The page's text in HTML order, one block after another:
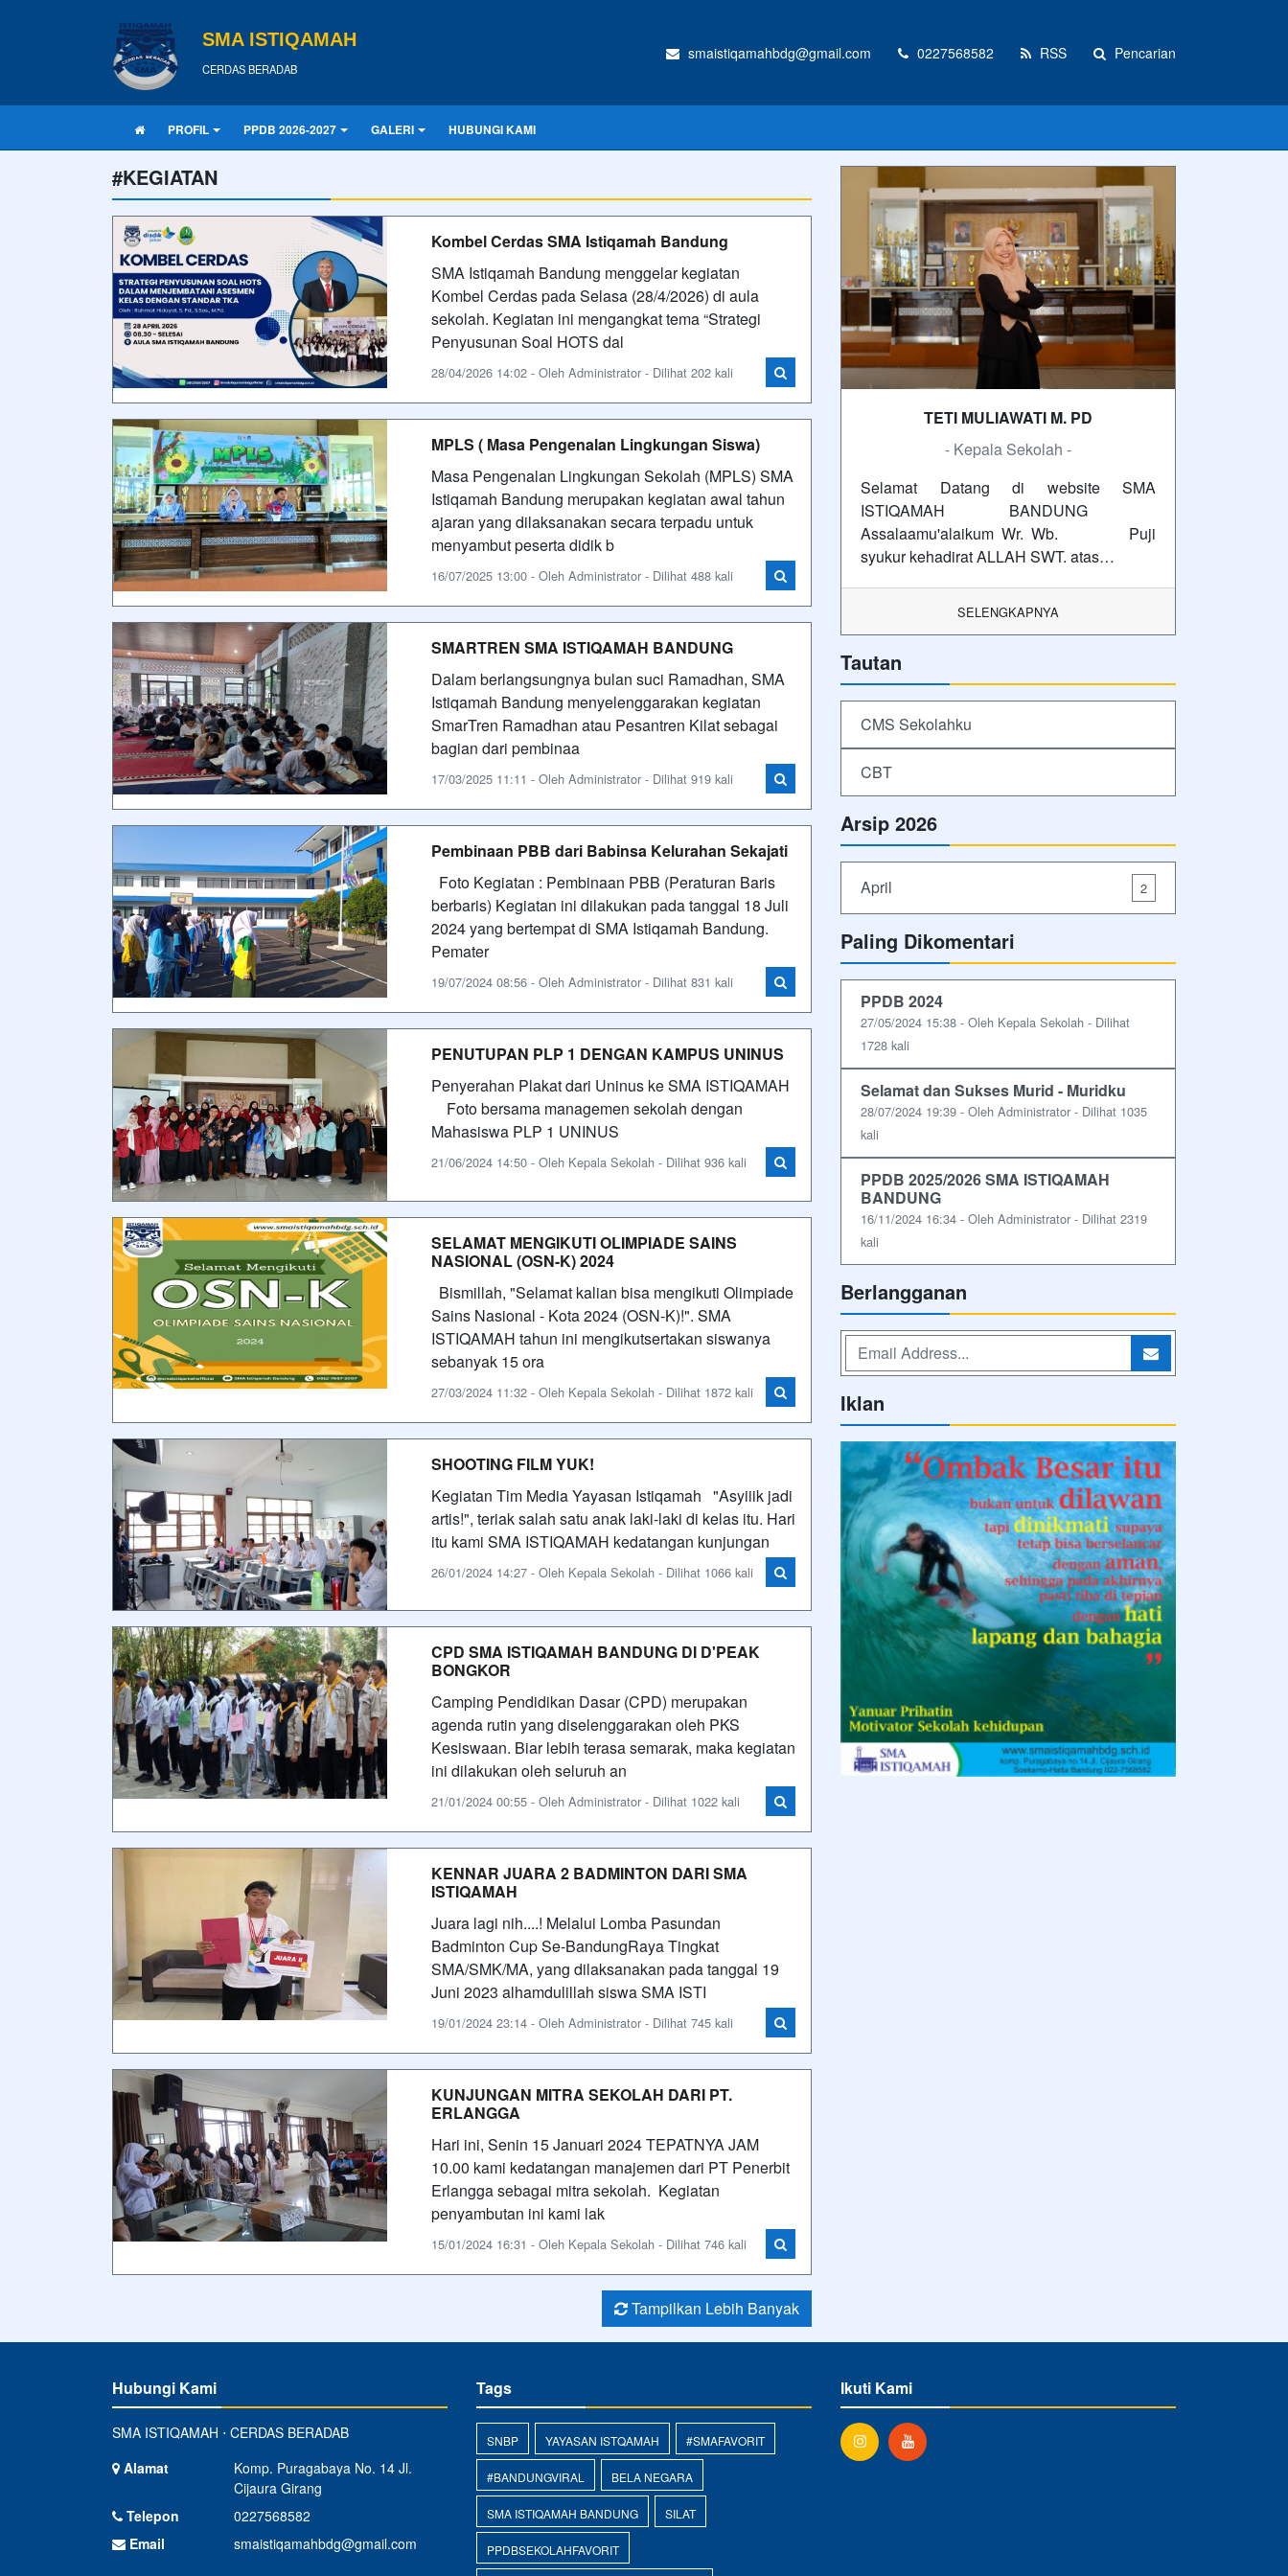
SMA ISTIQAMAH
CERDAS BERADAB
smaistiqamahbdg@gmail.com 0227568582 RSS Pencarian
PROFIL PPDB 2026-2027 GALERI HUBUNGI KAMI
#KEGIATAN
Kombel Cerdas SMA Istiqamah Bandung
SMA Istiqamah Bandung menggelar kegiatan
Kombel Cerdas pada Selasa (28/4/2026) di aula
sekolah. Kegiatan ini mengangkat tema “Strategi
Penyusunan Soal HOTS dal
28/04/2026 14:02 - Oleh Administrator - Dilihat 202 kali
MPLS ( Masa Pengenalan Lingkungan Siswa)
Masa Pengenalan Lingkungan Sekolah (MPLS) SMA
Istiqamah Bandung merupakan kegiatan awal tahun
ajaran yang dilaksanakan secara terpadu untuk
menyambut peserta didik b
16/07/2025 13:00 - Oleh Administrator - Dilihat 488 kali
SMARTREN SMA ISTIQAMAH BANDUNG
Dalam berlangsungnya bulan suci Ramadhan, SMA
Istiqamah Bandung menyelenggarakan kegiatan
SmarTren Ramadhan atau Pesantren Kilat sebagai
bagian dari pembinaa
17/03/2025 11:11 - Oleh Administrator - Dilihat 919 kali
Pembinaan PBB dari Babinsa Kelurahan Sekajati
Foto Kegiatan : Pembinaan PBB (Peraturan Baris
berbaris) Kegiatan ini dilakukan pada tanggal 18 Juli
2024 yang bertempat di SMA Istiqamah Bandung.
Pemater
19/07/2024 08:56 - Oleh Administrator - Dilihat 831 kali
PENUTUPAN PLP 1 DENGAN KAMPUS UNINUS
Penyerahan Plakat dari Uninus ke SMA ISTIQAMAH
Foto bersama managemen sekolah dengan
Mahasiswa PLP 1 UNINUS
21/06/2024 14:50 - Oleh Kepala Sekolah - Dilihat 936 kali
SELAMAT MENGIKUTI OLIMPIADE SAINS
NASIONAL (OSN-K) 2024
Bismillah, "Selamat kalian bisa mengikuti Olimpiade
Sains Nasional - Kota 2024 (OSN-K)!". SMA
ISTIQAMAH tahun ini mengikutsertakan siswanya
sebanyak 15 ora
27/03/2024 11:32 - Oleh Kepala Sekolah - Dilihat 1872 kali
SHOOTING FILM YUK!
Kegiatan Tim Media Yayasan Istiqamah "Asyiiik jadi
artis!", teriak salah satu anak laki-laki di kelas itu. Hari
itu kami SMA ISTIQAMAH kedatangan kunjungan
26/01/2024 14:27 - Oleh Kepala Sekolah - Dilihat 1066 kali
CPD SMA ISTIQAMAH BANDUNG DI D'PEAK
BONGKOR
Camping Pendidikan Dasar (CPD) merupakan
agenda rutin yang diselenggarakan oleh PKS
Kesiswaan. Biar lebih terasa semarak, maka kegiatan
ini dilakukan oleh seluruh an
21/01/2024 00:55 - Oleh Administrator - Dilihat 1022 kali
KENNAR JUARA 2 BADMINTON DARI SMA
ISTIQAMAH
Juara lagi nih....! Melalui Lomba Pasundan
Badminton Cup Se-BandungRaya Tingkat
SMA/SMK/MA, yang dilaksanakan pada tanggal 19
Juni 2023 alhamdulillah siswa SMA ISTI
19/01/2024 23:14 - Oleh Administrator - Dilihat 745 kali
KUNJUNGAN MITRA SEKOLAH DARI PT.
ERLANGGA
Hari ini, Senin 15 Januari 2024 TEPATNYA JAM
10.00 kami kedatangan manajemen dari PT Penerbit
Erlangga sebagai mitra sekolah. Kegiatan
penyambutan ini kami lak
15/01/2024 16:31 - Oleh Kepala Sekolah - Dilihat 746 kali
Tampilkan Lebih Banyak
TETI MULIAWATI M. PD
- Kepala Sekolah -
Selamat Datang di website SMA
ISTIQAMAH BANDUNG
Assalaamu'alaikum Wr. Wb. Puji
syukur kehadirat ALLAH SWT. atas…
SELENGKAPNYA
Tautan
CMS Sekolahku
CBT
Arsip 2026
April 2
Paling Dikomentari
PPDB 2024
27/05/2024 15:38 - Oleh Kepala Sekolah - Dilihat
1728 kali
Selamat dan Sukses Murid - Muridku
28/07/2024 19:39 - Oleh Administrator - Dilihat 1035
kali
PPDB 2025/2026 SMA ISTIQAMAH
BANDUNG
16/11/2024 16:34 - Oleh Administrator - Dilihat 2319
kali
Berlangganan
Iklan
Hubungi Kami
SMA ISTIQAMAH ⋅ CERDAS BERADAB
Alamat
Komp. Puragabaya No. 14 Jl.
Cijaura Girang
Telepon
0227568582
Email
smaistiqamahbdg@gmail.com
Tags
SNBP YAYASAN ISTQAMAH #SMAFAVORIT
#BANDUNGVIRAL BELA NEGARA
SMA ISTIQAMAH BANDUNG SILAT
PPDBSEKOLAHFAVORIT
Ikuti Kami